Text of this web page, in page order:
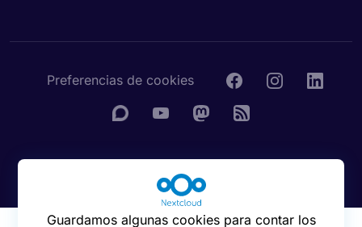
Preferencias de cookies
© 2016 - 2026 Nextcloud GmbH
Guardamos algunas cookies para contar los